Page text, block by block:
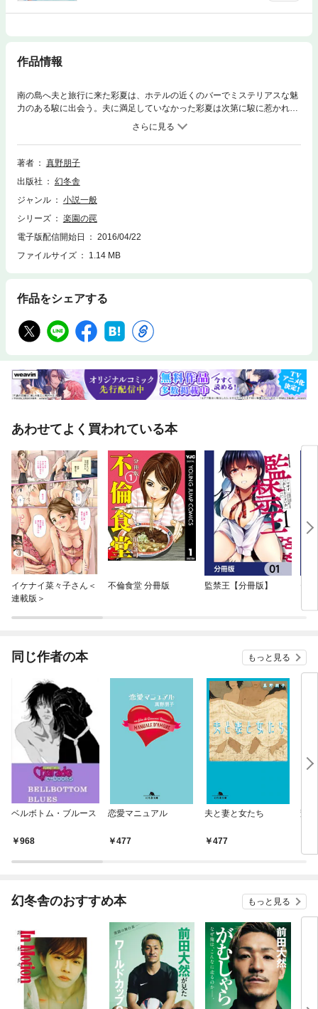
作品情報
南の島へ夫と旅行に来た彩夏は、ホテルの近くのバーでミステリアスな魅
力のある駿に出会う。夫に満足していなかった彩夏は次第に駿に惹かれ
て、彼の部屋を訪れるが、彼女を待ち構えていたのは、いままで経験した
ことがない恥辱にまみれた危険な罠だった。
著者
真野朋子
出版社
幻冬舎
ジャンル
小説一般
シリーズ
楽園の罠
電子版配信開始日
2016/04/22
ファイルサイズ
1.14 MB
作品をシェアする
あわせてよく買われている本
イケナイ菜々子さん＜
連載版＞
不倫食堂 分冊版 監禁王【分冊版】
セ
同じ作者の本 もっと見る
ベルボトム・ブルース
968
恋愛マニュアル
477
夫と妻と女たち
477
変
幻冬舎のおすすめ本 もっと見る